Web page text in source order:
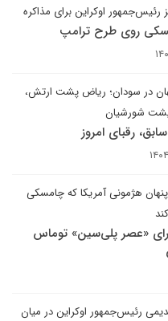
رئیس‌جمهور اوکراین برای مذاکره
روی طرح ترامپ
در سودان؛ ریاض پشت ارتش،
شورشیان
رقبای امروز
هژمونی آمریکا که چامسکی
«عصر پلی‌سین» توماس
رئیس‌جمهور اوکراین در میان